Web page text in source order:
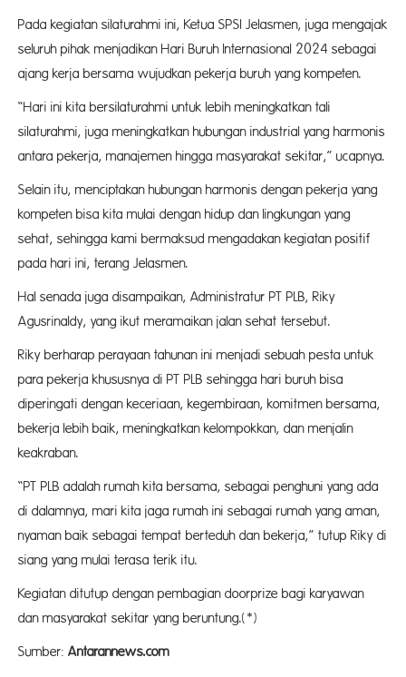
Pada kegiatan silaturahmi ini, Ketua SPSI Jelasmen, juga mengajak
seluruh pihak menjadikan Hari Buruh Internasional 2024 sebagai
ajang kerja bersama wujudkan pekerja buruh yang kompeten.
“Hari ini kita bersilaturahmi untuk lebih meningkatkan tali
silaturahmi, juga meningkatkan hubungan industrial yang harmonis
antara pekerja, manajemen hingga masyarakat sekitar,” ucapnya.
Selain itu, menciptakan hubungan harmonis dengan pekerja yang
kompeten bisa kita mulai dengan hidup dan lingkungan yang
sehat, sehingga kami bermaksud mengadakan kegiatan positif
pada hari ini, terang Jelasmen.
Hal senada juga disampaikan, Administratur PT PLB, Riky
Agusrinaldy, yang ikut meramaikan jalan sehat tersebut.
Riky berharap perayaan tahunan ini menjadi sebuah pesta untuk
para pekerja khususnya di PT PLB sehingga hari buruh bisa
diperingati dengan keceriaan, kegembiraan, komitmen bersama,
bekerja lebih baik, meningkatkan kelompokkan, dan menjalin
keakraban.
“PT PLB adalah rumah kita bersama, sebagai penghuni yang ada
di dalamnya, mari kita jaga rumah ini sebagai rumah yang aman,
nyaman baik sebagai tempat berteduh dan bekerja,” tutup Riky di
siang yang mulai terasa terik itu.
Kegiatan ditutup dengan pembagian doorprize bagi karyawan
dan masyarakat sekitar yang beruntung.(*)
Sumber: Antarannews.com